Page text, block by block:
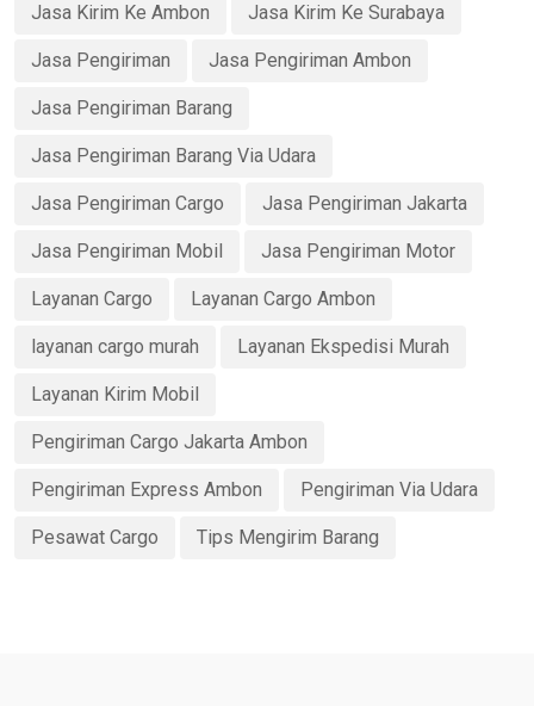
Jasa Kirim Ke Ambon Jasa Kirim Ke Surabaya
Jasa Pengiriman Jasa Pengiriman Ambon
Jasa Pengiriman Barang
Jasa Pengiriman Barang Via Udara
Jasa Pengiriman Cargo Jasa Pengiriman Jakarta
Jasa Pengiriman Mobil Jasa Pengiriman Motor
Layanan Cargo Layanan Cargo Ambon
layanan cargo murah Layanan Ekspedisi Murah
Layanan Kirim Mobil
Pengiriman Cargo Jakarta Ambon
Pengiriman Express Ambon Pengiriman Via Udara
Pesawat Cargo Tips Mengirim Barang